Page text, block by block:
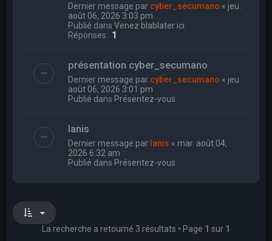
Dernier message par cyber_secumano « jeu.
août 06, 2026 3:03 pm
Publié dansVenez blablater ici
Réponses : 1
présentation cyber_secumano
Dernier message par cyber_secumano « jeu.
août 06, 2026 3:01 pm
Publié dans Présentez-vous
Ianis
Dernier message par Ianis « mar. août 04,
2026 6:32 am
Publié dans Présentez-vous
La recherche a retourné 3 résultats • Page 1 sur 1